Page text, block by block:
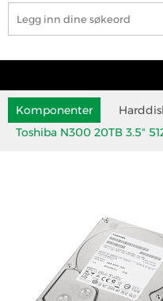
Komponenter
Toshiba N300 20TB 3.5"